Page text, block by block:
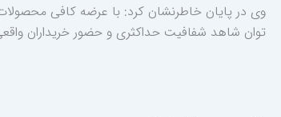
وی در پایان خاطرنشان کرد: با عرضه کافی
توان شاهد شفافیت حداکثری و حضور خریداران